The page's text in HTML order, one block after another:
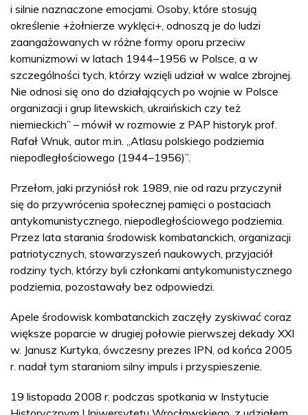
i silnie naznaczone emocjami. Osoby, które stosują
określenie +żołnierze wyklęci+, odnoszą je do ludzi
zaangażowanych w różne formy oporu przeciw
komunizmowi w latach 1944–1956 w Polsce, a w
szczególności tych, którzy wzięli udział w walce zbrojnej.
Nie odnosi się ono do działających po wojnie w Polsce
organizacji i grup litewskich, ukraińskich czy też
niemieckich” – mówił w rozmowie z PAP historyk prof.
Rafał Wnuk, autor m.in. „Atlasu polskiego podziemia
niepodległościowego (1944–1956)”.
Przełom, jaki przyniósł rok 1989, nie od razu przyczynił
się do przywrócenia społecznej pamięci o postaciach
antykomunistycznego, niepodległościowego podziemia.
Przez lata starania środowisk kombatanckich, organizacji
patriotycznych, stowarzyszeń naukowych, przyjaciół
rodziny tych, którzy byli członkami antykomunistycznego
podziemia, pozostawały bez odpowiedzi.
Apele środowisk kombatanckich zaczęły zyskiwać coraz
większe poparcie w drugiej połowie pierwszej dekady XXI
w. Janusz Kurtyka, ówczesny prezes IPN, od końca 2005
r. nadał tym staraniom silny impuls i przyspieszenie.
19 listopada 2008 r. podczas spotkania w Instytucie